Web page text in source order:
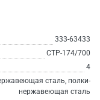
333-63433
СТР-174/700
4
сталь, полки-
нержавеющая сталь